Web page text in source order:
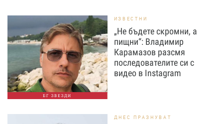
БГ ЗВЕЗДИ
ИЗВЕСТНИ
„Не бъдете скромни, а
пищни“: Владимир
Карамазов разсмя
последователите си с
видео в Instagram
ДНЕС ПРАЗНУВАТ